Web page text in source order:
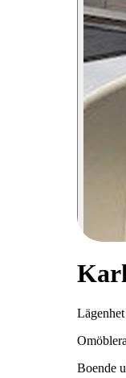
Lägenhet
Boende